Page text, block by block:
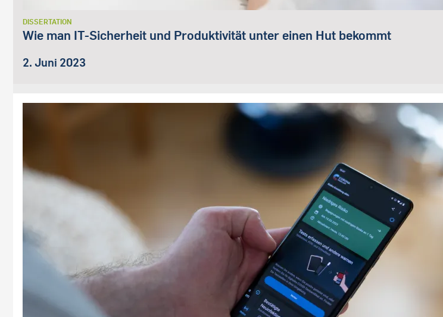
DISSERTATION
Wie man IT-Sicherheit und Produktivität unter einen Hut bekommt
2. Juni 2023